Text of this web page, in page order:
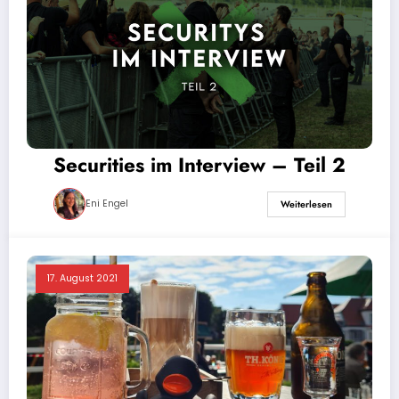
Securities im Interview – Teil 2
Eni Engel Weiterlesen
17. August 2021